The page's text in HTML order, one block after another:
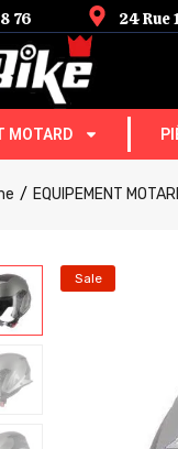
76 24 Rue
MOTARD
EQUIPEMENT
Sale